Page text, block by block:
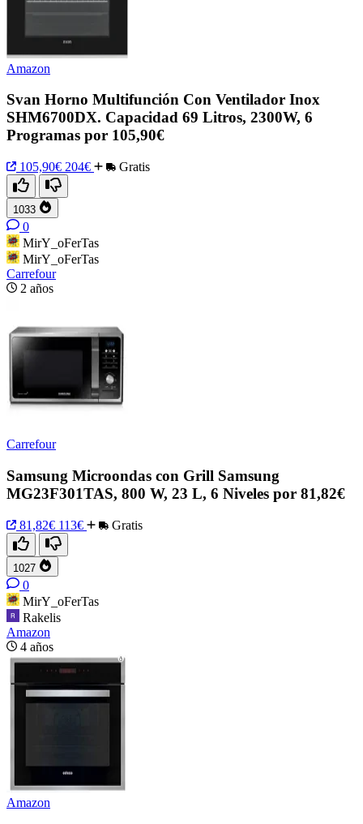
Amazon
Svan Horno Multifunción Con Ventilador Inox
SHM6700DX. Capacidad 69 Litros, 2300W, 6
Programas por 105,90€
105,90€ 204€ Gratis
1033
0
MirY_oFerTas
MirY_oFerTas
Carrefour
2 años
Carrefour
Samsung Microondas con Grill Samsung
MG23F301TAS, 800 W, 23 L, 6 Niveles por 81,82€
81,82€ 113€ Gratis
1027
0
MirY_oFerTas
Rakelis
Amazon
4 años
Amazon